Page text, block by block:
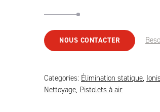
NOUS CONTACTER
Categories: Élimination statique,
Nettoyage, Pistolets à air